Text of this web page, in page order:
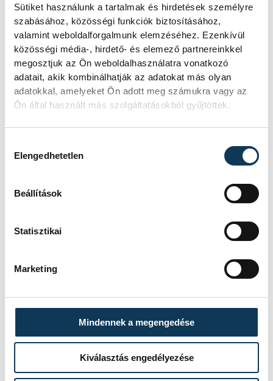
Sütiket használunk a tartalmak és hirdetések személyre
szabásához, közösségi funkciók biztosításához,
valamint weboldalforgalmunk elemzéséhez. Ezenkívül
közösségi média-, hirdető- és elemező partnereinkkel
megosztjuk az Ön weboldalhasználatra vonatkozó
adatait, akik kombinálhatják az adatokat más olyan
adatokkal, amelyeket Ön adott meg számukra vagy az
Ön által használt más szolgáltatásokból gyűjtöttek.
Elengedhetetlen
Beállítások
Statisztikai
Marketing
Mindennek a megengedése
Kiválasztás engedélyezése
Atomerőmű előtt álló példátlan
technológiai kihívásokat. A
szakember, aki korábban éveken át
felelt a hazai energetikai
fejlesztésekért és a paksi blokkok
működéséért, arra figyelmeztet: az
erőmű olyan üzemállapotban van,
amelyre eredetileg nem tervezték.
A Tisza-frakció
kezdeményezte, hogy
jövő kedden legyen az
A Tisza-frakció kezdeményezte, hogy
meg az új köztársasági elnököt.
Valami óriási csapódott a
Holdba ma reggel
Rendhagyó esemény zajlott le kedden
reggel. Magyar idő szerint 8:35 körül